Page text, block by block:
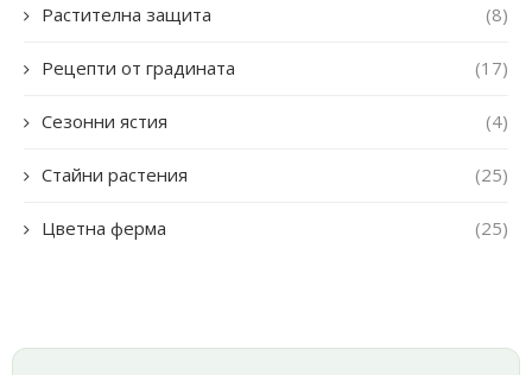
Растителна защита (8)
Рецепти от градината (17)
Сезонни ястия (4)
Стайни растения (25)
Цветна ферма (25)